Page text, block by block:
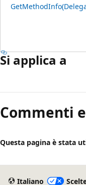
Si applica a
Commenti
Questa pagina è stata
Italiano